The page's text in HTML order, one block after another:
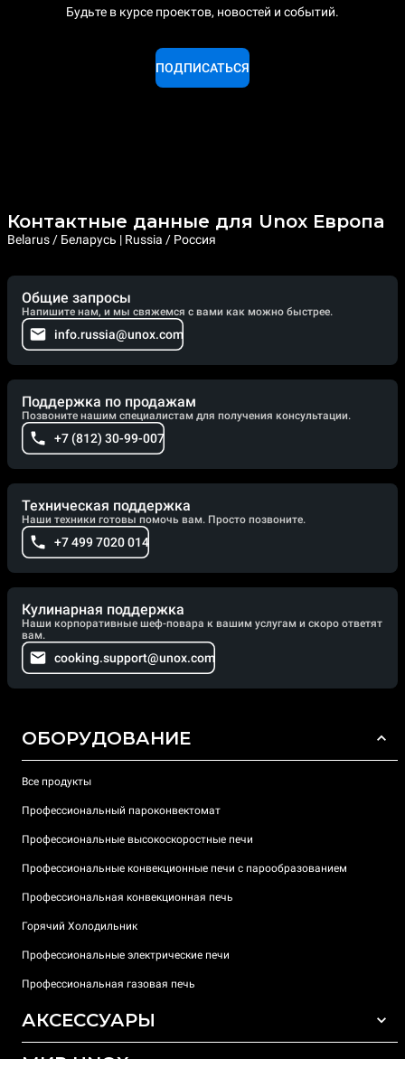
Будьте в курсе проектов, новостей и событий.
ПОДПИСАТЬСЯ
Контактные данные для Unox Европа
Belarus / Беларусь | Russia / Россия
Общие запросы
Напишите нам, и мы свяжемся с вами как можно быстрее.
info.russia@unox.com
Поддержка по продажам
Позвоните нашим специалистам для получения консультации.
+7 (812) 30-99-007
Техническая поддержка
Наши техники готовы помочь вам. Просто позвоните.
+7 499 7020 014
Кулинарная поддержка
Наши корпоративные шеф-повара к вашим услугам и скоро ответят
вам.
cooking.support@unox.com
ОБОРУДОВАНИЕ
Все продукты
Профессиональный пароконвектомат
Профессиональные высокоскоростные печи
Профессиональные конвекционные печи с парообразованием
Профессиональная конвекционная печь
Горячий Холодильник
Профессиональные электрические печи
Профессиональная газовая печь
АКСЕССУАРЫ
МИР UNOX